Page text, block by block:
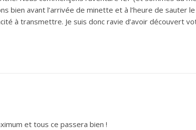
bien avant l’arrivée de minette et à l’heure de sauter
à transmettre. Je suis donc ravie d’avoir découvert
et tous ce passera bien !